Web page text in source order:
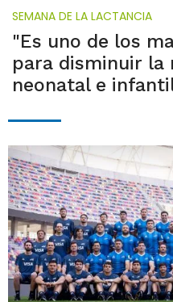
SEMANA DE LA LACTANCIA
"Es uno de los
para disminuir la
neonatal e